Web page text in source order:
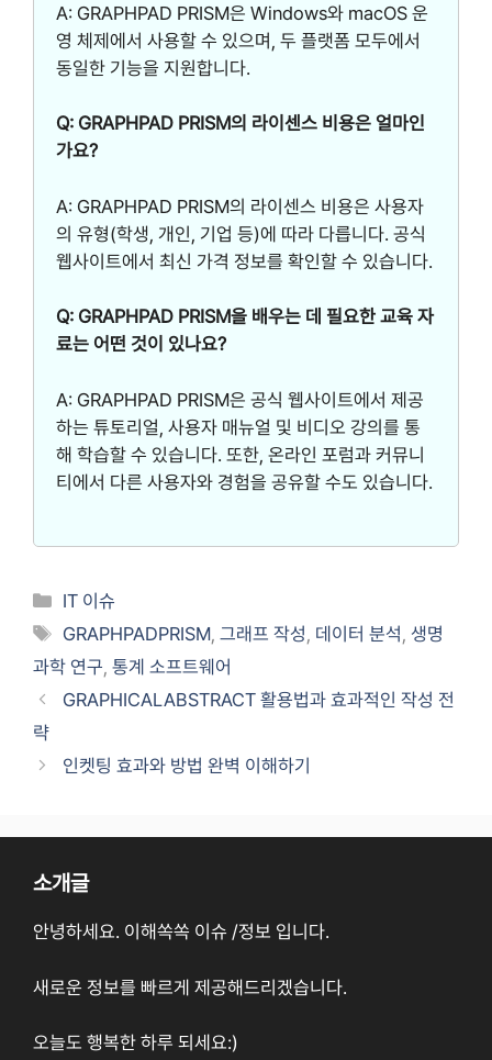
A: GRAPHPAD PRISM은 Windows와 macOS 운
영 체제에서 사용할 수 있으며, 두 플랫폼 모두에서
동일한 기능을 지원합니다.
Q: GRAPHPAD PRISM의 라이센스 비용은 얼마인
가요?
A: GRAPHPAD PRISM의 라이센스 비용은 사용자
의 유형(학생, 개인, 기업 등)에 따라 다릅니다. 공식
웹사이트에서 최신 가격 정보를 확인할 수 있습니다.
Q: GRAPHPAD PRISM을 배우는 데 필요한 교육 자
료는 어떤 것이 있나요?
A: GRAPHPAD PRISM은 공식 웹사이트에서 제공
하는 튜토리얼, 사용자 매뉴얼 및 비디오 강의를 통
해 학습할 수 있습니다. 또한, 온라인 포럼과 커뮤니
티에서 다른 사용자와 경험을 공유할 수도 있습니다.
카
테
리
IT 이슈
태
그
GRAPHPADPRISM,그래프 작성, 데이터 분석, 생명
과학 연구, 통계 소프트웨어
GRAPHICALABSTRACT 활용법과 효과적인 작성 전
략
인켓팅 효과와 방법 완벽 이해하기
소개글
안녕하세요. 이해쏙쏙 이슈 /정보 입니다.
새로운 정보를 빠르게 제공해드리겠습니다.
오늘도 행복한 하루 되세요:)